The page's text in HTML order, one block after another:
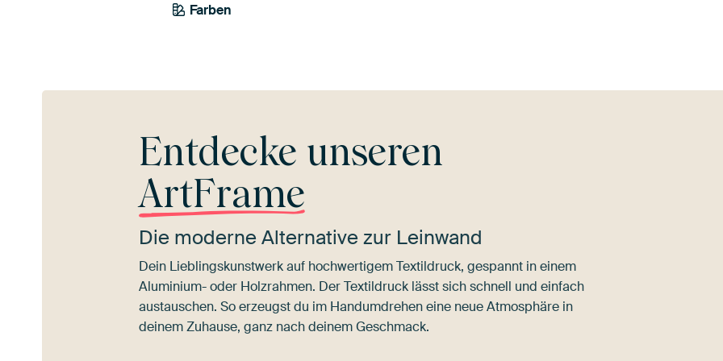
Farben
Taupe
Entdecke unseren
ArtFrame
Die moderne Alternative zur Leinwand
Dein Lieblingskunstwerk auf hochwertigem Textildruck, gespannt in einem
Aluminium- oder Holzrahmen. Der Textildruck lässt sich schnell und einfach
austauschen. So erzeugst du im Handumdrehen eine neue Atmosphäre in
deinem Zuhause, ganz nach deinem Geschmack.